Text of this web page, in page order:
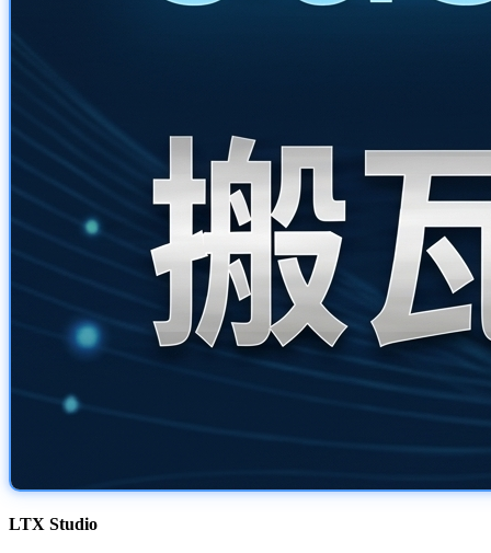
LTX Studio